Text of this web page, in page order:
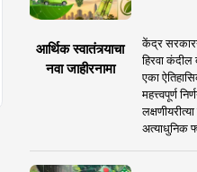
आर्थिक स्वातंत्र्याचा
नवा जाहीरनामा
केंद्र
हिरवा कंदील
एका
महत्त्वपूर्ण
अत्याधुनिक